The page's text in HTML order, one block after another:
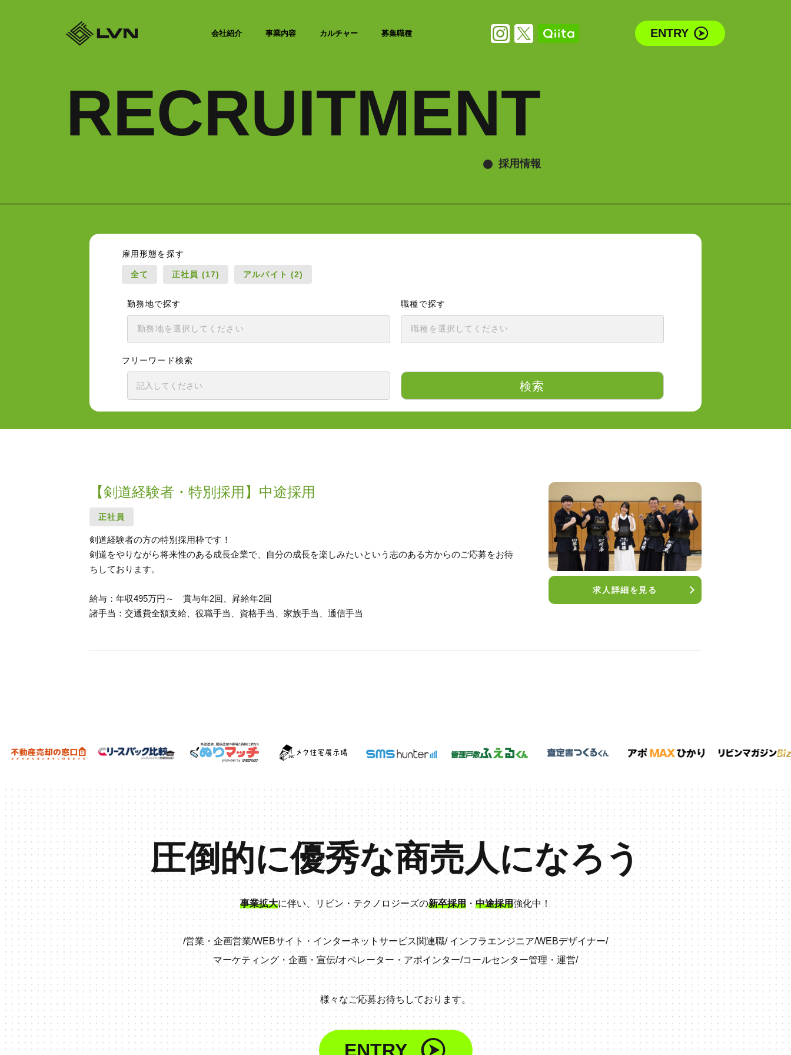
会社紹介 事業内容 カルチャー 募集職種 ENTRY
RECRUITMENT
採用情報
雇用形態を探す
全て 正社員 (17) アルバイト (2)
勤務地で探す 職種で探す
フリーワード検索
【剣道経験者・特別採用】中途採用
正社員
剣道経験者の方の特別採用枠です！
剣道をやりながら将来性のある成長企業で、自分の成長を楽しみたいという志のある方からのご応募をお待
ちしております。
給与：年収495万円～ 賞与年2回、昇給年2回
諸手当：交通費全額支給、役職手当、資格手当、家族手当、通信手当
求人詳細を見る
圧倒的に優秀な商売人になろう
事業拡大に伴い、リビン・テクノロジーズの新卒採用 ・ 中途採用強化中！
/営業・企画営業/WEBサイト・インターネットサービス関連職/ インフラエンジニア/WEBデザイナー/
マーケティング・企画・宣伝/オペレーター・アポインター/コールセンター管理・運営/
様々なご応募お待ちしております。
ENTRY